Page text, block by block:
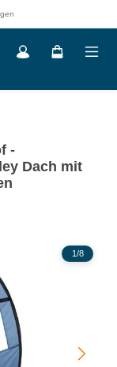
hast 0 Produkte auf
-
Dach mit
1/8